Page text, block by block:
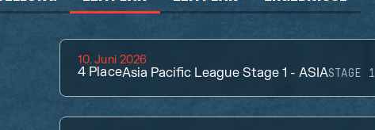
10. Juni 2026
4 PlaceAsia Pacific League Stage 1 - ASIASTAGE 1